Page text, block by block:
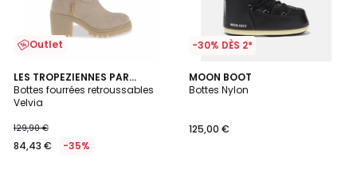
Outlet
LES TROPEZIENNES PAR
M.BELARBI
Bottes fourrées retroussables
Velvia
129,90 €
84,43 € -35%
-30% DÈS 2*
MOON BOOT
Bottes Nylon
125,00 €
4,8
/ 5